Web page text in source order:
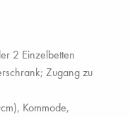
2 Einzelbetten
Zugang zu
Kommode,